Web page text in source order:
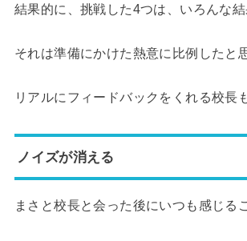
結果的に、挑戦した4つは、いろんな結
それは準備にかけた熱意に比例したと
リアルにフィードバックをくれる校長
ノイズが消える
まさと校長と会った後にいつも感じる